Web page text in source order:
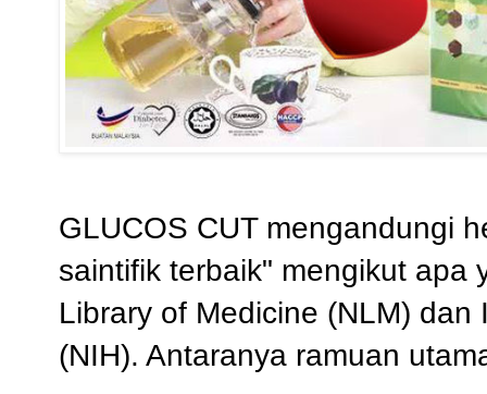
GLUCOS CUT mengandungi
saintifik terbaik" mengikut apa
Library of Medicine (NLM)
(NIH). Antaranya ramuan